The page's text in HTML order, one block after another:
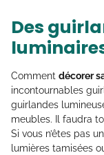
Des
Comment décorer
incontournables
guirlandes
meubles. Il faudra
Si vous n’êtes pas
lumières tamisées